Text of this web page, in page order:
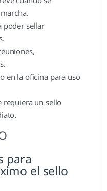
poder sellar
en la oficina para uso
requiera un sello
para
el sello